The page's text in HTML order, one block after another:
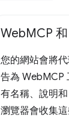
WebMCP
您的網站會將
告為 WebMCP
有名稱、說明和
瀏覽器會收集